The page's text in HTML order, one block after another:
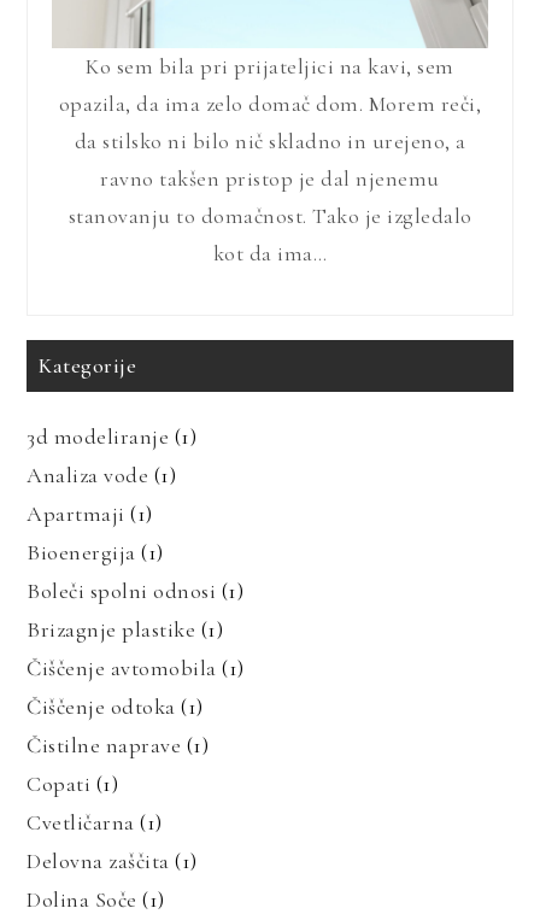
Ko sem bila pri prijateljici na kavi, sem
opazila, da ima zelo domač dom. Morem reči,
da stilsko ni bilo nič skladno in urejeno, a
ravno takšen pristop je dal njenemu
stanovanju to domačnost. Tako je izgledalo
kot da ima…
Kategorije
3d modeliranje (1)
Analiza vode (1)
Apartmaji (1)
Bioenergija (1)
Boleči spolni odnosi (1)
Brizagnje plastike (1)
Čiščenje avtomobila (1)
Čiščenje odtoka (1)
Čistilne naprave (1)
Copati (1)
Cvetličarna (1)
Delovna zaščita (1)
Dolina Soče (1)